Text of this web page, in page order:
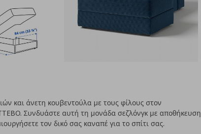
και άνετη κουβεντούλα με τους φίλους στον
Συνδυάστε αυτή τη μονάδα σεζλόνγκ με αποθήκευση
τον δικό σας καναπέ για το σπίτι σας.